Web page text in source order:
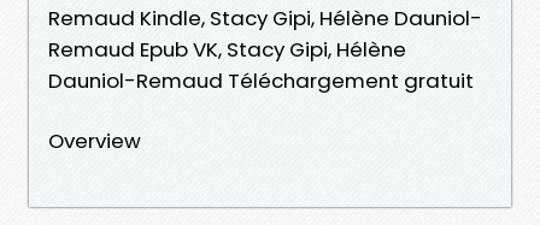
Remaud Kindle, Stacy Gipi, Hélène Dauniol-
Remaud Epub VK, Stacy Gipi, Hélène
Dauniol-Remaud Téléchargement gratuit
Overview